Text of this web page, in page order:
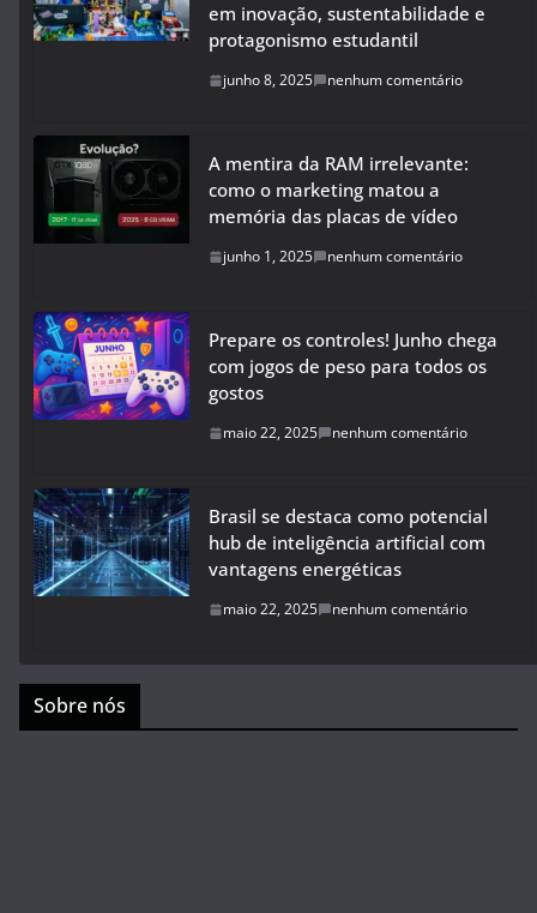
em inovação, sustentabilidade e
protagonismo estudantil
junho 8, 2025 nenhum comentário
A mentira da RAM irrelevante:
como o marketing matou a
memória das placas de vídeo
junho 1, 2025 nenhum comentário
Prepare os controles! Junho chega
com jogos de peso para todos os
gostos
maio 22, 2025 nenhum comentário
Brasil se destaca como potencial
hub de inteligência artificial com
vantagens energéticas
maio 22, 2025 nenhum comentário
Sobre nós